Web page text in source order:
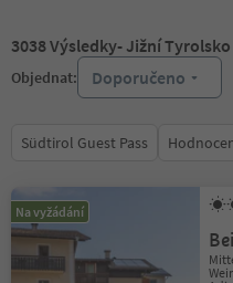
3038Výsledky- Jižní Tyrolsko
Objednat: Doporučeno
Südtirol Guest Pass
Na vyžádání